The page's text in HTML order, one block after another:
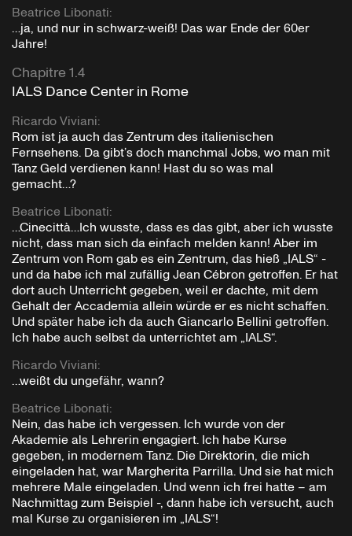
Beatrice Libonati:
…ja, und nur in schwarz-weiß! Das war Ende der 60er
Jahre!
Chapitre 1.4
IALS Dance Center in Rome
Ricardo Viviani:
Rom ist ja auch das Zentrum des italienischen
Fernsehens. Da gibt’s doch manchmal Jobs, wo man mit
Tanz Geld verdienen kann! Hast du so was mal
gemacht…?
Beatrice Libonati:
…Cinecittà…Ich wusste, dass es das gibt, aber ich wusste
nicht, dass man sich da einfach melden kann! Aber im
Zentrum von Rom gab es ein Zentrum, das hieß „IALS“ -
und da habe ich mal zufällig Jean Cébron getroffen. Er hat
dort auch Unterricht gegeben, weil er dachte, mit dem
Gehalt der Accademia allein würde er es nicht schaffen.
Und später habe ich da auch Giancarlo Bellini getroffen.
Ich habe auch selbst da unterrichtet am „IALS“.
Ricardo Viviani:
…weißt du ungefähr, wann?
Beatrice Libonati:
Nein, das habe ich vergessen. Ich wurde von der
Akademie als Lehrerin engagiert. Ich habe Kurse
gegeben, in modernem Tanz. Die Direktorin, die mich
eingeladen hat, war Margherita Parrilla. Und sie hat mich
mehrere Male eingeladen. Und wenn ich frei hatte – am
Nachmittag zum Beispiel -, dann habe ich versucht, auch
mal Kurse zu organisieren im „IALS“!